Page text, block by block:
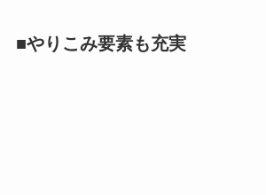
■やりこみ要素も充実